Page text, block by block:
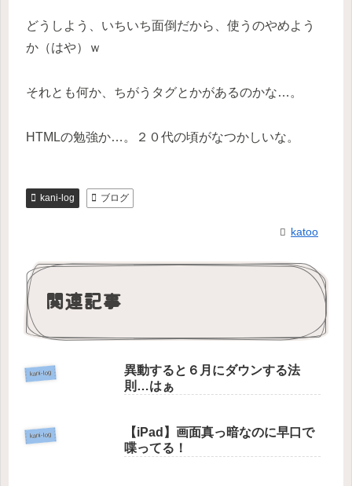
どうしよう、いちいち面倒だから、使うのやめよう
か（はや）ｗ
それとも何か、ちがうタグとかがあるのかな…。
HTMLの勉強か…。２０代の頃がなつかしいな。
kani-log ブログ
katoo
関連記事
kani-log
異動すると６月にダウンする法
則…はぁ
kani-log
【iPad】画面真っ暗なのに早口で
喋ってる！